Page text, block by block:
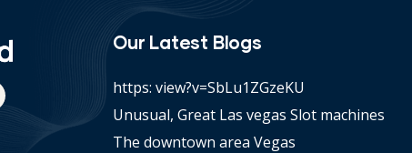
Our Latest Blogs
https: view?v=SbLu1ZGzeKU
Unusual, Great Las vegas Slot machines
The downtown area Vegas